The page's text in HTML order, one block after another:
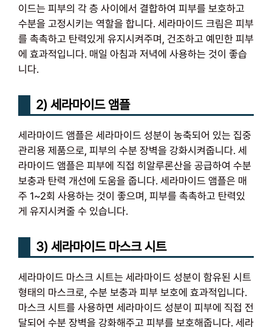
이드는 피부의 각 층 사이에서 결합하여 피부를 보호하고
수분을 고정시키는 역할을 합니다. 세라마이드 크림은 피부
를 촉촉하고 탄력있게 유지시켜주며, 건조하고 예민한 피부
에 효과적입니다. 매일 아침과 저녁에 사용하는 것이 좋습
니다.
2) 세라마이드 앰플
세라마이드 앰플은 세라마이드 성분이 농축되어 있는 집중
관리용 제품으로, 피부의 수분 장벽을 강화시켜줍니다. 세
라마이드 앰플은 피부에 직접 히알루론산을 공급하여 수분
보충과 탄력 개선에 도움을 줍니다. 세라마이드 앰플은 매
주 1~2회 사용하는 것이 좋으며, 피부를 촉촉하고 탄력있
게 유지시켜줄 수 있습니다.
3) 세라마이드 마스크 시트
세라마이드 마스크 시트는 세라마이드 성분이 함유된 시트
형태의 마스크로, 수분 보충과 피부 보호에 효과적입니다.
마스크 시트를 사용하면 세라마이드 성분이 피부에 직접 전
달되어 수분 장벽을 강화해주고 피부를 보호해줍니다. 세라